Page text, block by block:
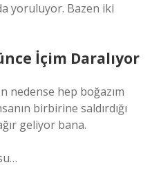
yoruluyor. Bazen iki
İçim Daralıyor
nedense hep boğazım
birbirine saldırdığı
geliyor bana.